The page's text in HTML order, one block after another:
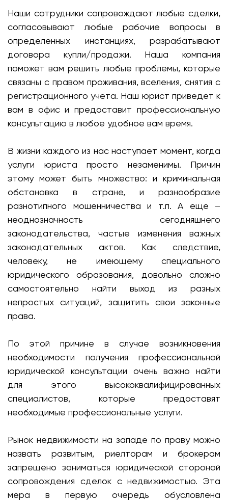
Наши сотрудники сопровождают любые сделки,
согласовывают любые рабочие вопросы в
определенных инстанциях, разрабатывают
договора купли/продажи. Наша компания
поможет вам решить любые проблемы, которые
связаны с правом проживания, вселения, снятия с
регистрационного учета. Наш юрист приведет к
вам в офис и предоставит профессиональную
консультацию в любое удобное вам время.
В жизни каждого из нас наступает момент, когда
услуги юриста просто незаменимы. Причин
этому может быть множество: и криминальная
обстановка в стране, и разнообразие
разнотипного мошенничества и т.п. А еще –
неоднозначность сегодняшнего
законодательства, частые изменения важных
законодательных актов. Как следствие,
человеку, не имеющему специального
юридического образования, довольно сложно
самостоятельно найти выход из разных
непростых ситуаций, защитить свои законные
права.
По этой причине в случае возникновения
необходимости получения профессиональной
юридической консультации очень важно найти
для этого высококвалифицированных
специалистов, которые предоставят
необходимые профессиональные услуги.
Рынок недвижимости на западе по праву можно
назвать развитым, риелторам и брокерам
запрещено заниматься юридической стороной
сопровождения сделок с недвижимостью. Эта
мера в первую очередь обусловлена